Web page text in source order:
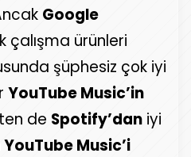
Google
çalışma ürünleri
şüphesiz çok iyi
YouTube Music’in
de Spotify’dan iyi
YouTube Music’i